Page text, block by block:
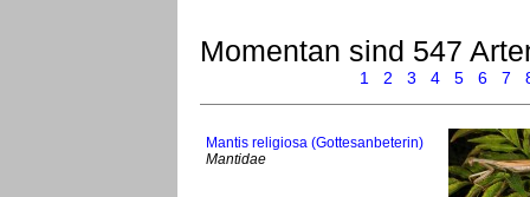
Momentan sind 547
1 2 3 4 5 6 7
Mantis religiosa (Gottesanbeterin)
Mantidae